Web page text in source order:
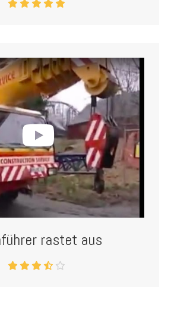
rastet aus